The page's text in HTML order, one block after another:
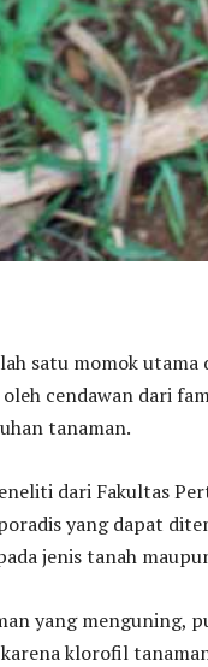
satu momok utama
cendawan dari
tanaman.
dari Fakultas
yang dapat
jenis tanah
yang menguning,
klorofil